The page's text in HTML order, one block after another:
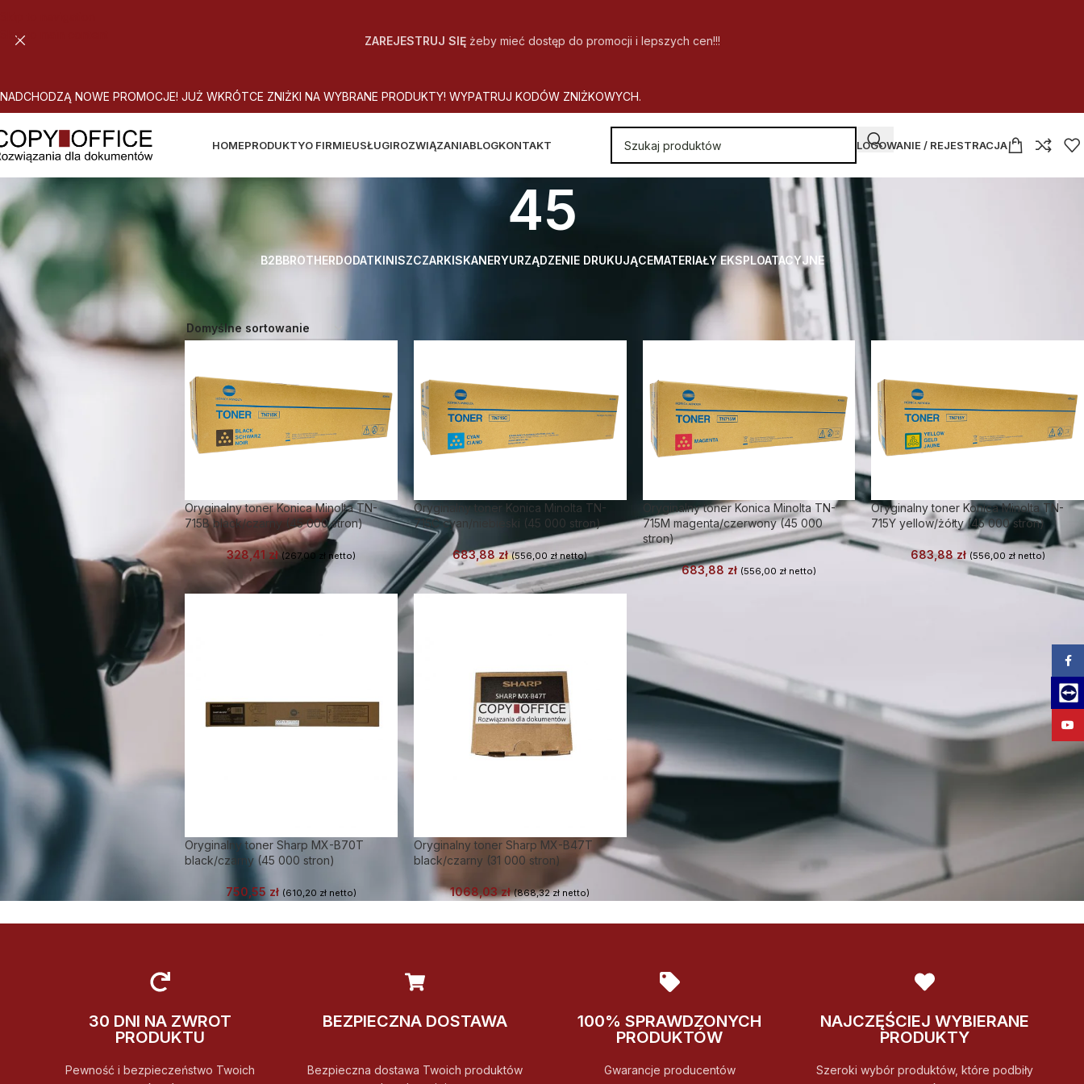
Skip to main content
ZAREJESTRUJ SIĘżeby mieć dostęp do promocji i lepszych cen!!!
NADCHODZĄ NOWE PROMOCJE! JUŻ WKRÓTCE ZNIŻKI NA WYBRANE PRODUKTY! WYPATRUJ KODÓW ZNIŻKOWYCH.
HOMEPRODUKTYO FIRMIEUSŁUGIROZWIĄZANIABLOGKONTAKT LOGOWANIE / REJESTRACJA
45
B2BBROTHERDODATKINISZCZARKISKANERYURZĄDZENIE DRUKUJĄCEMATERIAŁY EKSPLOATACYJNE
Strona główna
Oryginalny toner Konica Minolta TN-
715B black/czarny (45 000 stron)
328,41zł (267,00 netto)
Oryginalny toner Konica Minolta TN-
715C cyan/niebieski (45 000 stron)
683,88zł (556,00 złnetto)
Oryginalny toner Konica Minolta TN-
715M magenta/czerwony (45 000
stron)
683,88 zł (556,00 złnetto)
Oryginalny toner Konica Minolta TN-
715Y yellow/żółty (45 000 stron)
683,88 zł (556,00 złnetto)
Oryginalny toner Sharp MX-B70T
black/czarny (45 000 stron)
750,55 zł (610,20 złnetto)
Oryginalny toner Sharp MX-B47T
black/czarny (31 000 stron)
1068,03zł (868,32zł netto)
30 DNI NA ZWROT
PRODUKTU
Pewność i bezpieczeństwo Twoich
BEZPIECZNA DOSTAWA
Bezpieczna dostawa Twoich produktów
100% SPRAWDZONYCH
PRODUKTÓW
Gwarancje producentów
NAJCZĘŚCIEJ WYBIERANE
PRODUKTY
Szeroki wybór produktów, które podbiły